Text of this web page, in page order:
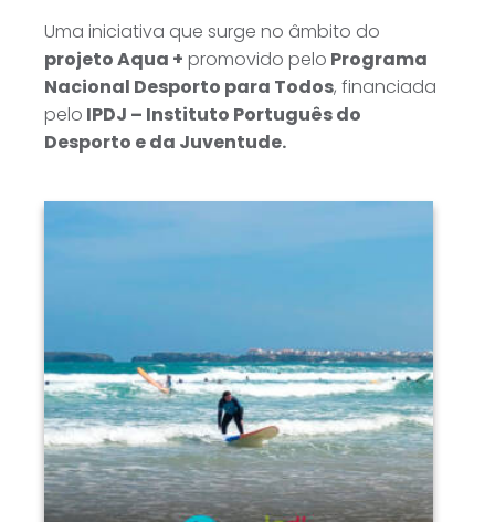
Uma iniciativa que surge no âmbito do
projeto Aqua + promovido pelo Programa
Nacional Desporto para Todos, financiada
pelo IPDJ – Instituto Português do
Desporto e da Juventude.